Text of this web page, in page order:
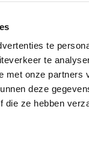
te
te
met onze partners
deze
die ze hebben
zijn.
maar altijd
4
leasezó